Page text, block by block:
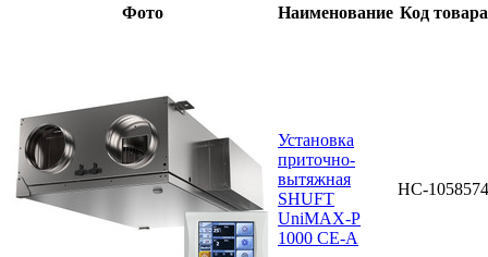
Фото Наименование Код товара
Установка
приточно-
вытяжная
SHUFT
UniMAX-P
1000 CE-A
НС-1058574